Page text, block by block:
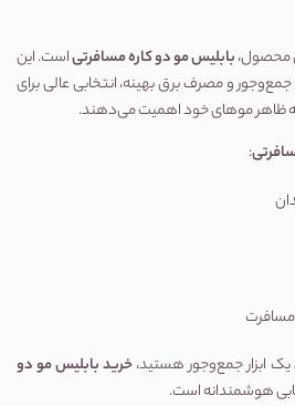
بابلیس مو دو کاره مسافرتی
موهای خود اهمیت می‌دهند.
:
مسافرت
هوشمندانه است.